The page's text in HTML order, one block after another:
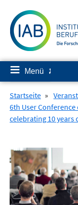
zum
Inhalt
≡ Menü ✘
Startseite »
6th User Conference
celebrating 10 years